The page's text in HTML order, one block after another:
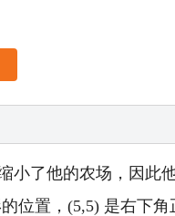
小了他的农场，因此
位置，(5,5) 是右下